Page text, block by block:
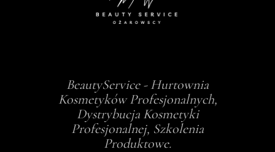
BeautyService - Hurtownia
Kosmetyków Profesjonalnych,
Dystrybucja Kosmetyki
Profesjonalnej, Szkolenia
Produktowe.